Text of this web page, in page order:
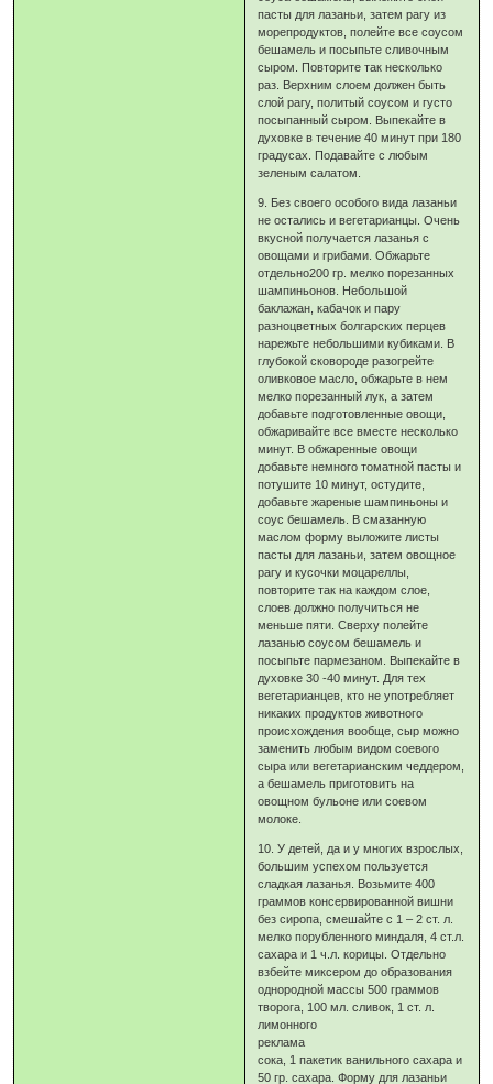
пасты для лазаньи, затем рагу из
морепродуктов, полейте все соусом
бешамель и посыпьте сливочным
сыром. Повторите так несколько
раз. Верхним слоем должен быть
слой рагу, политый соусом и густо
посыпанный сыром. Выпекайте в
духовке в течение 40 минут при 180
градусах. Подавайте с любым
зеленым салатом.
9. Без своего особого вида лазаньи
не остались и вегетарианцы. Очень
вкусной получается лазанья с
овощами и грибами. Обжарьте
отдельно200 гр. мелко порезанных
шампиньонов. Небольшой
баклажан, кабачок и пару
разноцветных болгарских перцев
нарежьте небольшими кубиками. В
глубокой сковороде разогрейте
оливковое масло, обжарьте в нем
мелко порезанный лук, а затем
добавьте подготовленные овощи,
обжаривайте все вместе несколько
минут. В обжаренные овощи
добавьте немного томатной пасты и
потушите 10 минут, остудите,
добавьте жареные шампиньоны и
соус бешамель. В смазанную
маслом форму выложите листы
пасты для лазаньи, затем овощное
рагу и кусочки моцареллы,
повторите так на каждом слое,
слоев должно получиться не
меньше пяти. Сверху полейте
лазанью соусом бешамель и
посыпьте пармезаном. Выпекайте в
духовке 30 -40 минут. Для тех
вегетарианцев, кто не употребляет
никаких продуктов животного
происхождения вообще, сыр можно
заменить любым видом соевого
сыра или вегетарианским чеддером,
а бешамель приготовить на
овощном бульоне или соевом
молоке.
10. У детей, да и у многих взрослых,
большим успехом пользуется
сладкая лазанья. Возьмите 400
граммов консервированной вишни
без сиропа, смешайте с 1 – 2 ст. л.
мелко порубленного миндаля, 4 ст.л.
сахара и 1 ч.л. корицы. Отдельно
взбейте миксером до образования
однородной массы 500 граммов
творога, 100 мл. сливок, 1 ст. л.
лимонного
реклама
сока, 1 пакетик ванильного сахара и
50 гр. сахара. Форму для лазаньи